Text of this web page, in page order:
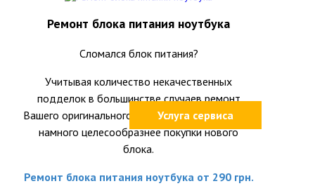
Услуга сервиса
Ремонт блока питания ноутбука
Сломался блок питания?
Учитывая количество некачественных
подделок в большинстве случаев ремонт
Вашего оригинального блока питания окажется
намного целесообразнее покупки нового
блока.
Ремонт блока питания ноутбука от 290 грн.